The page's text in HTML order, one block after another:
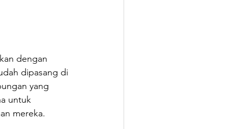
dengan
dipasang di
yang
untuk
mereka.